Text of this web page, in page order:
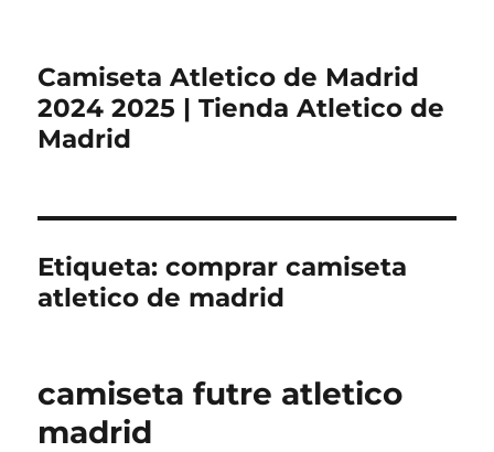
Camiseta Atletico de Madrid
2024 2025 | Tienda Atletico de
Madrid
Etiqueta:comprar camiseta
atletico de madrid
camiseta futre atletico
madrid